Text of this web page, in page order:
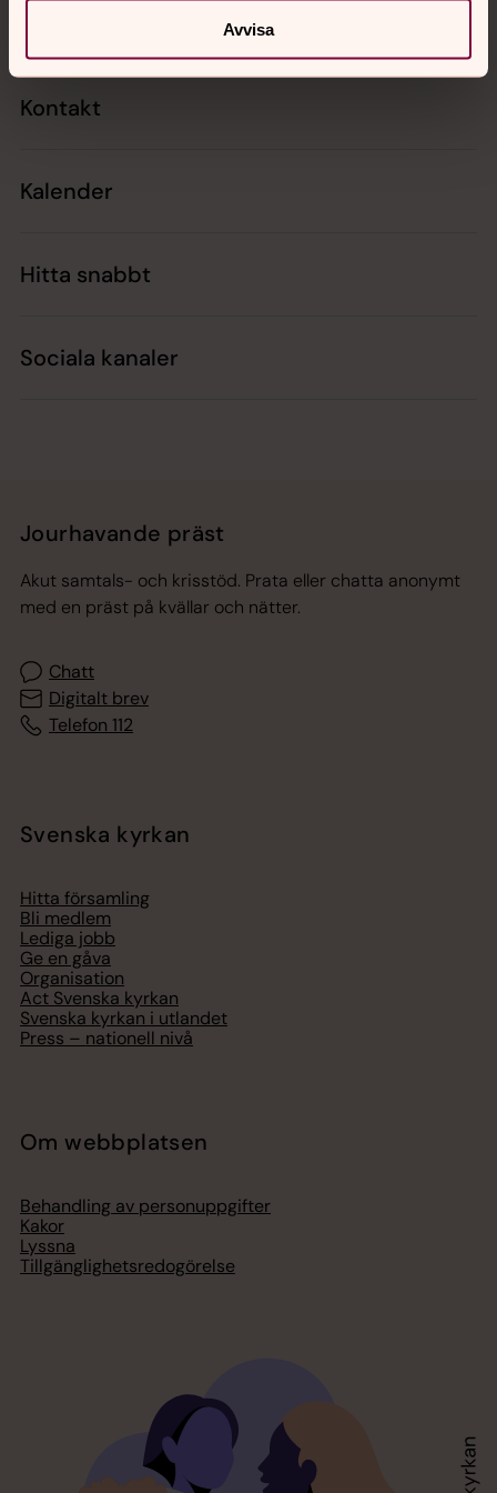
Avvisa
Kontakt
Kalender
Hitta snabbt
Sociala kanaler
Jourhavande präst
Akut samtals- och krisstöd. Prata eller chatta anonymt
med en präst på kvällar och nätter.
Chatt
Digitalt brev
Telefon 112
Svenska kyrkan
Hitta församling
Bli medlem
Lediga jobb
Ge en gåva
Organisation
Act Svenska kyrkan
Svenska kyrkan i utlandet
Press – nationell nivå
Om webbplatsen
Behandling av personuppgifter
Kakor
Lyssna
Tillgänglighetsredogörelse